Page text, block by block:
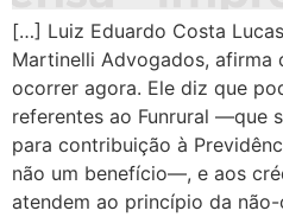
[…] Luiz Eduardo Costa
Martinelli Advogados, afirma
ocorrer agora. Ele diz que
referentes ao Funrural —que
para contribuição à
não um benefício—, e aos
atendem ao princípio da